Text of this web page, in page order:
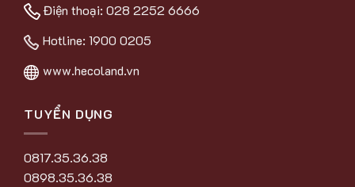
Điện thoại: 028 2252 6666
Hotline: 1900 0205
www.hecoland.vn
TUYỂN DỤNG
0817.35.36.38
0898.35.36.38